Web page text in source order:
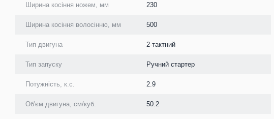
Ширина косіння ножем, мм 230
Ширина косіння волосінню, мм 500
Тип двигуна 2-тактний
Тип запуску Ручний стартер
Потужність, к.с. 2.9
Об'єм двигуна, см/куб. 50.2